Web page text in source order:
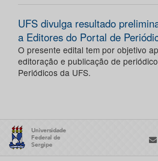
UFS divulga resultado
a Editores do Portal de
O presente edital tem por objetivo
editoração e publicação de
Periódicos da UFS.